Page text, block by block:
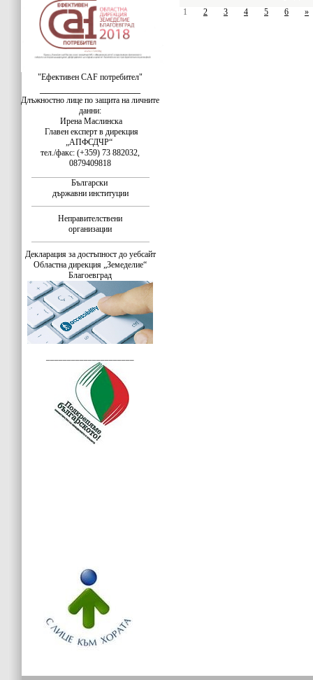
"Ефективен CAF потребител"
Длъжностно лице по защита на личните
данни:
Ирена Маслинска
Главен експерт в дирекция
„АПФСДЧР“
тел./факс: (+359) 73 882032,
0879409818
Български
държавни институции
Неправителствени
организации
Декларация за достъпност до уебсайт
Областна дирекция „Земеделие“
Благоевград
1 2 3 4 5 6 »